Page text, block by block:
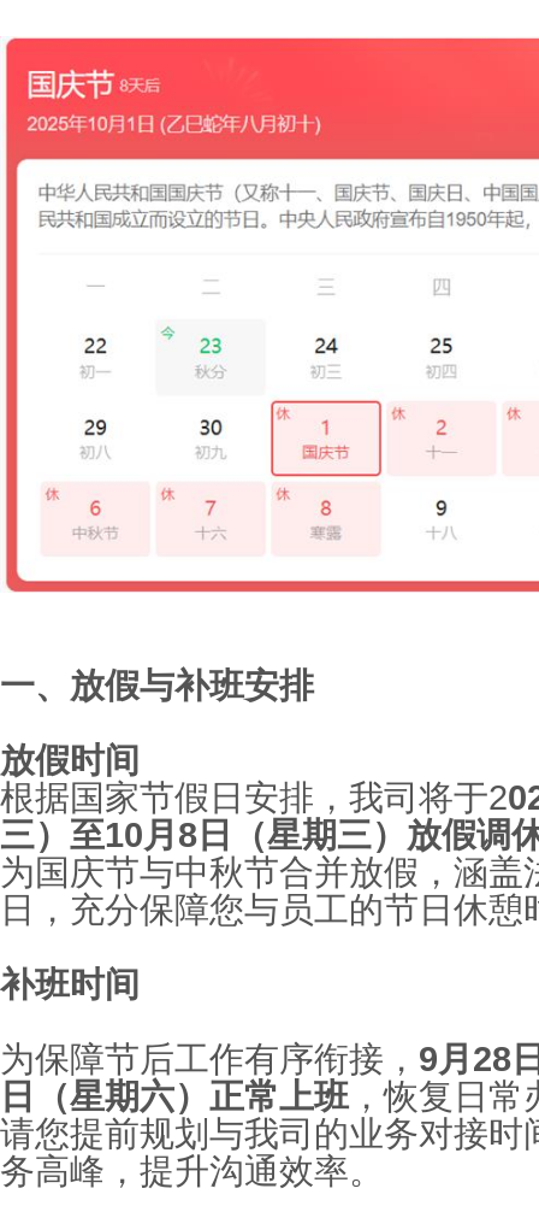
一、放假与补班安排
放假时间
根据国家节假日安排，我司将于2
三）至10月 8 日（星期三）放假调
为国庆节与中秋节合并放假，涵盖
日，充分保障您与员工的节日休憩
补班时间
为保障节后工作有序衔接， 9月 28
日（星期六）正常上班 ，恢复日
请您提前规划与我司的业务对接时
务高峰，提升沟通效率。